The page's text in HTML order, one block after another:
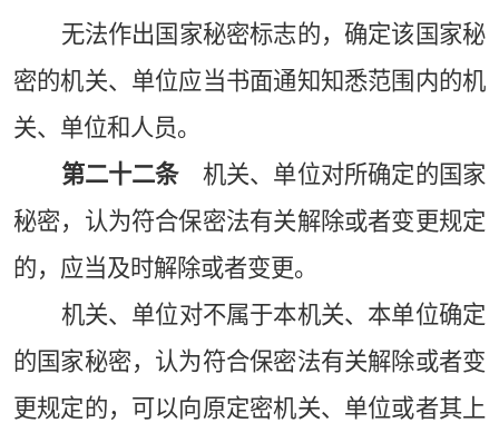
无法作出国家秘密标志的，确定该国家秘
密的机关、单位应当书面通知知悉范围内的机
关、单位和人员。
第二十二条机关、单位对所确定的国家
秘密，认为符合保密法有关解除或者变更规定
的，应当及时解除或者变更。
机关、单位对不属于本机关、本单位确定
的国家秘密，认为符合保密法有关解除或者变
更规定的，可以向原定密机关、单位或者其上